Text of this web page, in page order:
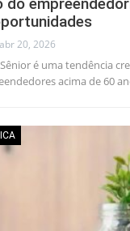
abr 20, 2026
é uma tendência
acima de 60